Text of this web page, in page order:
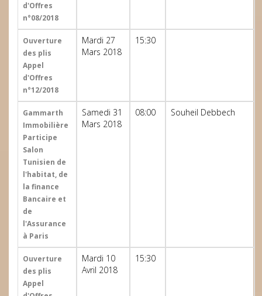
d'Offres
n°08/2018
Ouverture
des plis
Appel
d'Offres
n°12/2018
Mardi 27
Mars 2018
15:30
Gammarth
Immobilière
Participe
Salon
Tunisien de
l'habitat, de
la finance
Bancaire et
de
l'Assurance
à Paris
Samedi 31
Mars 2018
08:00 Souheil Debbech
Ouverture
des plis
Appel
Mardi 10
Avril 2018
15:30